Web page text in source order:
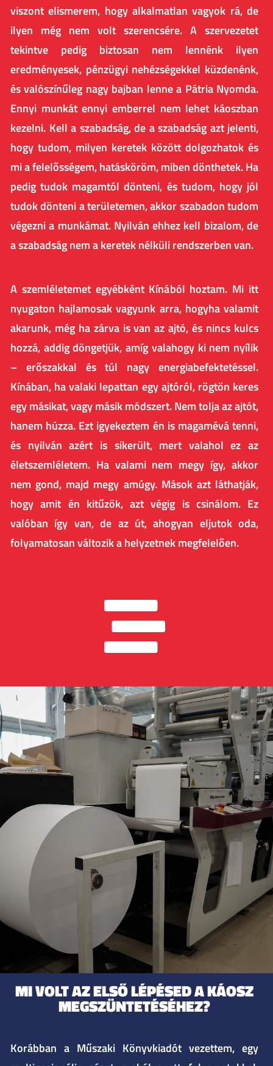
viszont elismerem, hogy alkalmatlan vagyok rá, de
ilyen még nem volt szerencsére. A szervezetet
tekintve pedig biztosan nem lennénk ilyen
eredményesek, pénzügyi nehézségekkel küzdenénk,
és valószínűleg nagy bajban lenne a Pátria Nyomda.
Ennyi munkát ennyi emberrel nem lehet káoszban
kezelni. Kell a szabadság, de a szabadság azt jelenti,
hogy tudom, milyen keretek között dolgozhatok és
mi a felelősségem, hatásköröm, miben dönthetek. Ha
pedig tudok magamtól dönteni, és tudom, hogy jól
tudok dönteni a területemen, akkor szabadon tudom
végezni a munkámat. Nyilván ehhez kell bizalom, de
a szabadság nem a keretek nélküli rendszerben van.
A szemléletemet egyébként Kínából hoztam. Mi itt
nyugaton hajlamosak vagyunk arra, hogyha valamit
akarunk, még ha zárva is van az ajtó, és nincs kulcs
hozzá, addig döngetjük, amíg valahogy ki nem nyílik
– erőszakkal és túl nagy energiabefektetéssel.
Kínában, ha valaki lepattan egy ajtóról, rögtön keres
egy másikat, vagy másik módszert. Nem tolja az ajtót,
hanem húzza. Ezt igyekeztem én is magamévá tenni,
és nyilván azért is sikerült, mert valahol ez az
életszemléletem. Ha valami nem megy így, akkor
nem gond, majd megy amúgy. Mások azt láthatják,
hogy amit én kitűzök, azt végig is csinálom. Ez
valóban így van, de az út, ahogyan eljutok oda,
folyamatosan változik a helyzetnek megfelelően.
MI VOLT AZ ELSŐ LÉPÉSED A KÁOSZ
MEGSZÜNTETÉSÉHEZ?​
Korábban a Műszaki Könyvkiadót vezettem, egy